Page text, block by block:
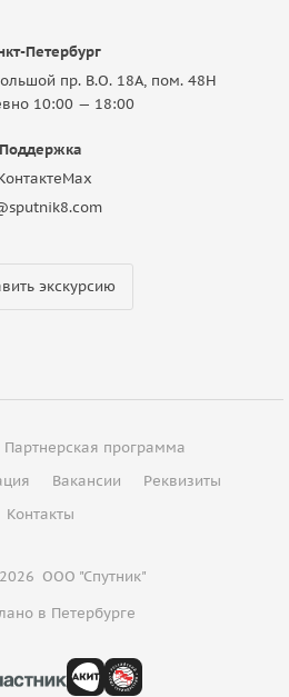
Петербург
пр. В.О. 18A, пом. 48Н
10:00 — 18:00
Поддержка
Max
экскурсию
Партнерская программа
Вакансии
Реквизиты
Контакты
ООО "Спутник"
в Петербурге